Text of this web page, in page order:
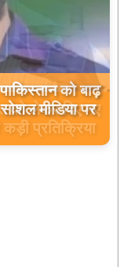
को लेकर दिए गए
प्रतिक्रिया